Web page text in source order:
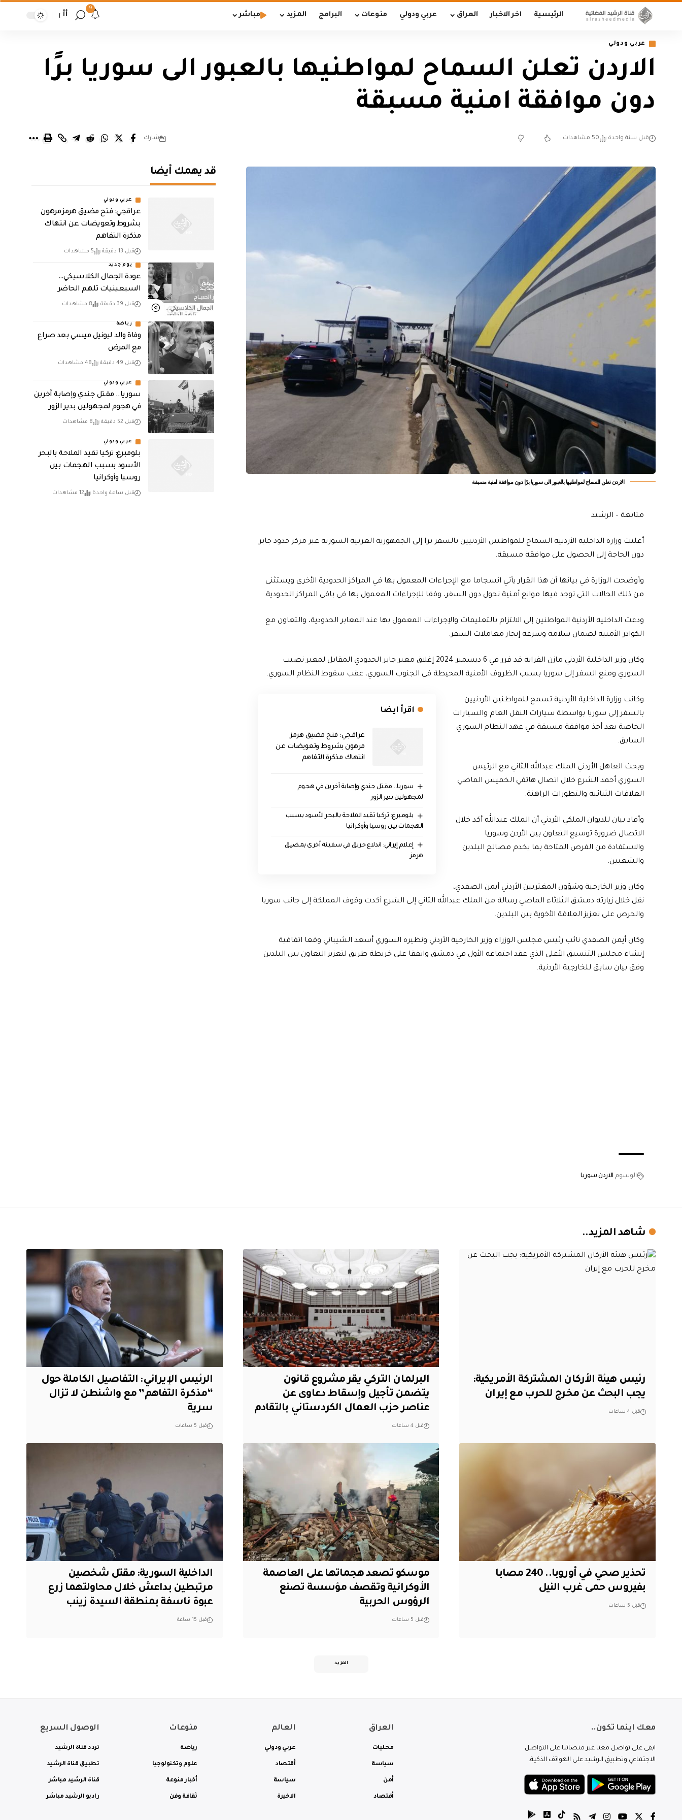
الرئيسية اخر الاخبار العراق عربي ودولي منوعات البرامج المزيد مباشر
9
أأ
عربي ودولي
الاردن تعلن السماح لمواطنيها بالعبور الى سوريا برًا
دون موافقة امنية مسبقة
قبل سنة واحدة 50 مشاهدات شارك
الاردن تعلن السماح لمواطنيها بالعبور الى سوريا برًا دون موافقة امنية مسبقة
متابعة – الرشيد
أعلنت وزارة الداخلية الأردنية السماح للمواطنين الأردنيين بالسفر برا إلى الجمهورية العربية السورية عبر مركز حدود جابر
دون الحاجة إلى الحصول على موافقة مسبقة.
وأوضحت الوزارة في بيانها أن هذا القرار يأتي انسجاما مع الإجراءات المعمول بها في المراكز الحدودية الأخرى ويستثنى
من ذلك الحالات التي توجد فيها موانع أمنية تحول دون السفر، وفقا للإجراءات المعمول بها في باقي المراكز الحدودية.
ودعت الداخلية الأردنية المواطنين إلى الالتزام بالتعليمات والإجراءات المعمول بها عند المعابر الحدودية، والتعاون مع
الكوادر الأمنية لضمان سلامة وسرعة إنجاز معاملات السفر.
وكان وزير الداخلية الأردني مازن الفراية قد قرر في 6 ديسمبر 2024 إغلاق معبر جابر الحدودي المقابل لمعبر نصيب
السوري ومنع السفر إلى سوريا بسبب الظروف الأمنية المحيطة في الجنوب السوري، عقب سقوط النظام السوري.
اقرأ ايضا
عراقجي: فتح مضيق هرمز
مرهون بشروط وتعويضات عن
انتهاك مذكرة التفاهم
سوريا.. مقتل جندي وإصابة آخرين في هجوم
لمجهولين بدير الزور
بلومبرغ: تركيا تقيد الملاحة بالبحر الأسود بسبب
الهجمات بين روسيا وأوكرانيا
إعلام إيراني: اندلاع حريق في سفينة أخرى بمضيق
هرمز
وكانت وزارة الداخلية الأردنية تسمح للمواطنين الأردنيين
بالسفر إلى سوريا بواسطة سيارات النقل العام والسيارات
الخاصة بعد أخذ موافقة مسبقة في عهد النظام السوري
السابق.
وبحث العاهل الأردني الملك عبدالله الثاني مع الرئيس
السوري أحمد الشرع خلال اتصال هاتفي الخميس الماضي
العلاقات الثنائية والتطورات الراهنة.
وأفاد بيان للديوان الملكي الأردني أن الملك عبدالله أكد خلال
الاتصال ضرورة توسيع التعاون بين الأردن وسوريا
والاستفادة من الفرص المتاحة بما يخدم مصالح البلدين
والشعبين.
وكان وزير الخارجية وشؤون المغتربين الأردني أيمن الصفدي،
نقل خلال زيارته دمشق الثلاثاء الماضي رسالة من الملك عبدالله الثاني إلى الشرع أكدت وقوف المملكة إلى جانب سوريا
والحرص على تعزيز العلاقة الأخوية بين البلدين.
وكان أيمن الصفدي نائب رئيس مجلس الوزراء وزير الخارجية الأردني ونظيره السوري أسعد الشيباني وقعا اتفاقية
إنشاء مجلس التنسيق الأعلى الذي عقد اجتماعه الأول في دمشق واتفقا على خريطة طريق لتعزيز التعاون بين البلدين
وفق بيان سابق للخارجية الأردنية.
الوسوم الاردن سوريا
قد يهمك أيضا
عربي ودولي
عراقجي: فتح مضيق هرمز مرهون
بشروط وتعويضات عن انتهاك
مذكرة التفاهم
قبل 13 دقيقة 5 مشاهدات
يوم جديد
عودة الجمال الكلاسيكي…
السبعينيات تلهم الحاضر
قبل 39 دقيقة 8 مشاهدات
رياضة
وفاة والد ليونيل ميسي بعد صراع
مع المرض
قبل 49 دقيقة 48 مشاهدات
عربي ودولي
سوريا.. مقتل جندي وإصابة آخرين
في هجوم لمجهولين بدير الزور
قبل 52 دقيقة 8 مشاهدات
عربي ودولي
بلومبرغ: تركيا تقيد الملاحة بالبحر
الأسود بسبب الهجمات بين
روسيا وأوكرانيا
قبل ساعة واحدة 12 مشاهدات
شاهد المزيد..
رئيس هيئة الأركان المشتركة الأمريكية:
يجب البحث عن مخرج للحرب مع إيران
قبل 4 ساعات
البرلمان التركي يقر مشروع قانون
يتضمن تأجيل وإسقاط دعاوى عن
عناصر حزب العمال الكردستاني بالتقادم
قبل 4 ساعات
الرئيس الإيراني: التفاصيل الكاملة حول
“مذكرة التفاهم” مع واشنطن لا تزال
سرية
قبل 5 ساعات
تحذير صحي في أوروبا.. 240 مصابا
بفيروس حمى غرب النيل
قبل 5 ساعات
موسكو تصعد هجماتها على العاصمة
الأوكرانية وتقصف مؤسسة تصنع
الرؤوس الحربية
قبل 5 ساعات
الداخلية السورية: مقتل شخصين
مرتبطين بداعش خلال محاولتهما زرع
عبوة ناسفة بمنطقة السيدة زينب
قبل 15 ساعة
المزيد
معك اينما تكون..
ابقى على تواصل معنا عبر منصاتنا على التواصل
الاجتماعي وتطبيق الرشيد على الهواتف الذكية.
العراق
محليات
سياسة
أمن
أقتصاد
العالم
عربي ودولي
أقتصاد
سياسة
الاخيرة
منوعات
رياضة
علوم وتكنولوجيا
أخبار منوعة
ثقافة وفن
الوصول السريع
تردد قناة الرشيد
تطبيق قناة الرشيد
قناة الرشيد مباشر
راديو الرشيد مباشر